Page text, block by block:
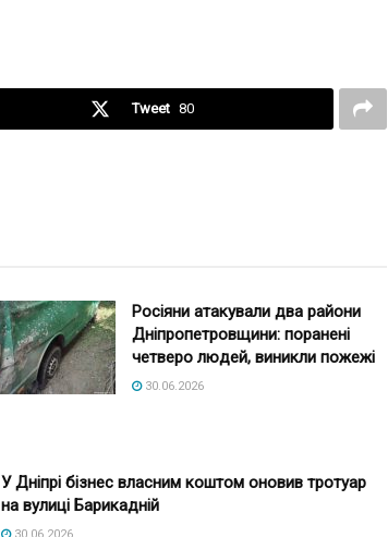
Tweet 80
Росіяни атакували два райони
Дніпропетровщини: поранені
четверо людей, виникли пожежі
30.06.2026
У Дніпрі бізнес власним коштом оновив тротуар
на вулиці Барикадній
30.06.2026